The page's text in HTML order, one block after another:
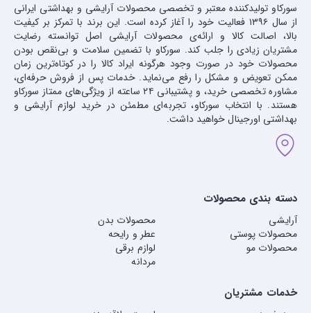
سورکاو تولیدکننده معتبر و تخصصی محصولات آرایشی و بهداشتی ایرانی
از سال ۱۳۹۶ فعالیت خود را آغاز کرده است. این برند با تمرکز بر کیفیت
بالا، اصالت کالا و ارائه‌ی محصولات آرایشی اصل توانسته رضایت
مشتریان زیادی را جلب کند. سورکاو با تضمین سلامت و بی‌نقص بودن
محصولات خود در صورت وجود هرگونه ایراد کالا را در کوتاه‌ترین زمان
ممکن تعویض و مشکل را رفع می‌نماید. خدمات پس از فروش حرفه‌ای،
مشاوره تخصصی خرید، و پشتیبانی ۲۴ ساعته از ویژگی‌های ممتاز سورکاو
هستند. با انتخاب سورکاو، تجربه‌ای مطمئن در خرید لوازم آرایشی و
بهداشتی اورجینال خواهید داشت.
دسته بندی محصولات
آرایشی
محصولات پوستی
محصولات مو
محصولات بدن
عطر و رایحه
لوازم برقی
مردانه
خدمات مشتریان